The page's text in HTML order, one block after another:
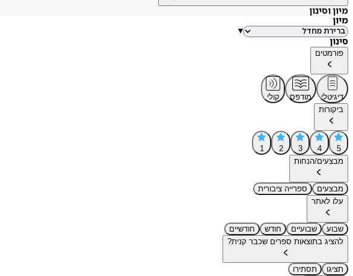
מיון וסינון
מיון
▾
סינון
פורמטים
דיגיטלי מודפס
קולי
ביקורות
5
4
3
2
1
מבצעים/הנחות
מבצעים
ספרייה ציבורית
עלו לאתר
שבוע שבועיים חודש
חודשיים
להציג בתוצאות ספרים שכבר קנית?
תציגו
תסתירו